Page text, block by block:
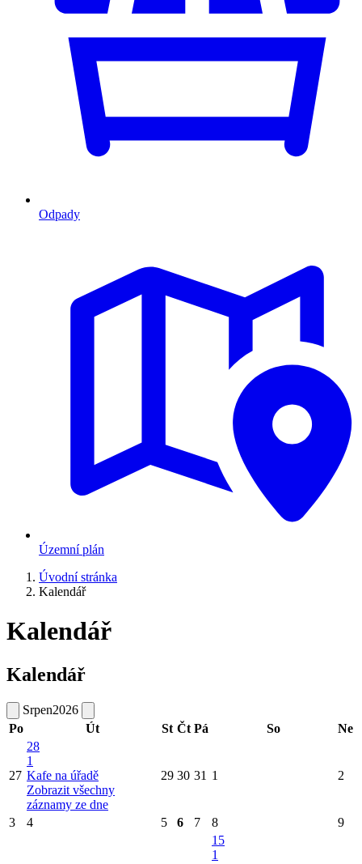
Odpady
Územní plán
Úvodní stránka
Kalendář
Kalendář
Kalendář
Srpen2026
Po
Út St Čt Pá So Ne
27
28
1
Kafe na úřadě
Zobrazit všechny
záznamy ze dne
29 30 31 1 2
3 4 5 6 7 8 9
15
1